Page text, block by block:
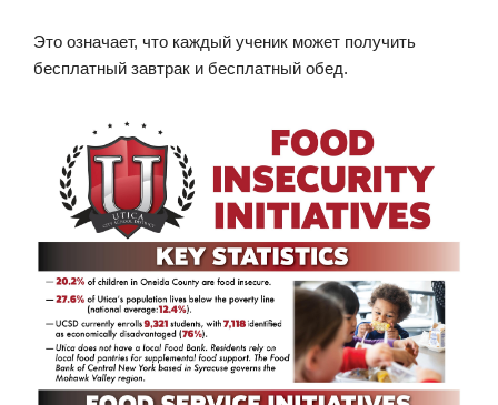
Это означает, что каждый ученик может получить
бесплатный завтрак и бесплатный обед.